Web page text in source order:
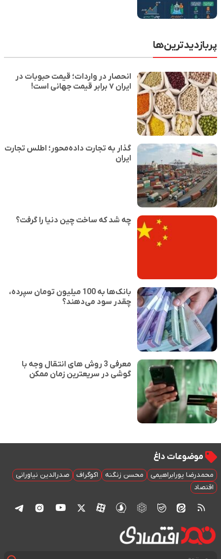
پربازدیدترین‌ها
انحصار در واردات؛ قیمت حبوبات در
ایران ۷ برابر قیمت جهانی است!
گذار به تجارت داده‌محور؛ اطلس تجارت
ایران
چه شد که ساخت چین دنیا را گرفت؟
بانک‌ها به 100 میلیون تومان سپرده،
چقدر سود می‌دهند؟
معرفی 3 روش های انتقال وجه با
گوشی در سریعترین زمان ممکن
موضوعات داغ
محمدرضا پورابراهیمی محسن زنگنه اکوگراف
صدرالدین نیاورانی
اقتصاد